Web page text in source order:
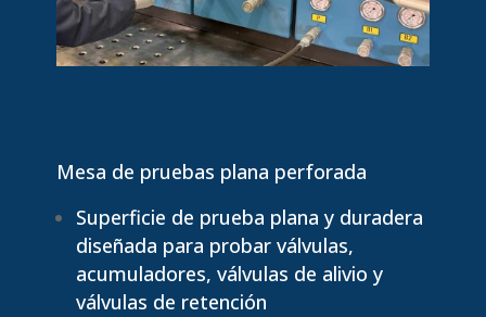
Mesa de pruebas plana perforada
Superficie de prueba plana y duradera
diseñada para probar válvulas,
acumuladores, válvulas de alivio y
válvulas de retención